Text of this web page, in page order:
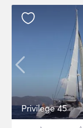
Privilege 45